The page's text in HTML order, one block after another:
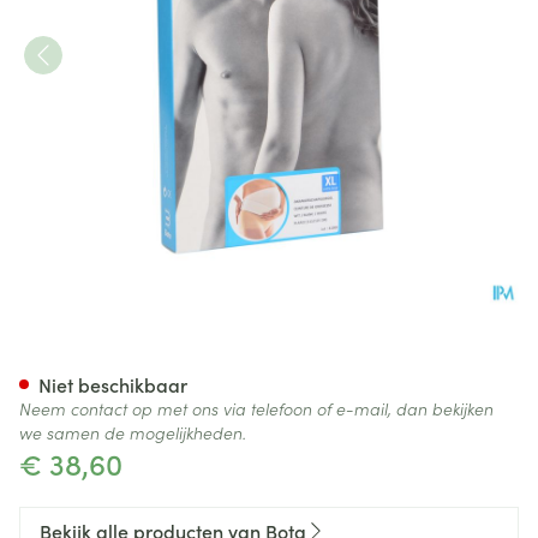
€ 38,60
Niet beschikbaar
Neem contact op met ons via telefoon of e-mail, dan bekijken
we samen de mogelijkheden.
Bekijk alle producten van Bota